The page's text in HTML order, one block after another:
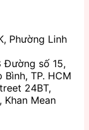
Phường Linh
Đường số 15,
TP. HCM
24BT,
Khan Mean